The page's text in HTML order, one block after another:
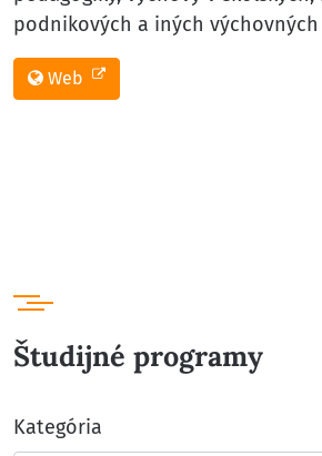
podnikových a iných
Web
Študijné programy
Kategória